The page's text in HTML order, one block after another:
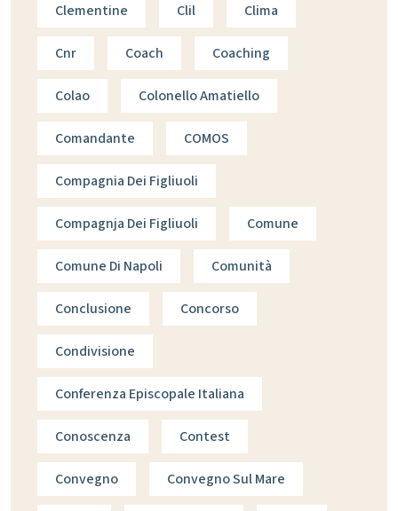
Clementine Clil Clima
Cnr Coach Coaching
Colao Colonello Amatiello
Comandante COMOS
Compagnia Dei Figliuoli
Compagnja Dei Figliuoli Comune
Comune Di Napoli Comunità
Conclusione Concorso
Condivisione
Conferenza Episcopale Italiana
Conoscenza Contest
Convegno Convegno Sul Mare